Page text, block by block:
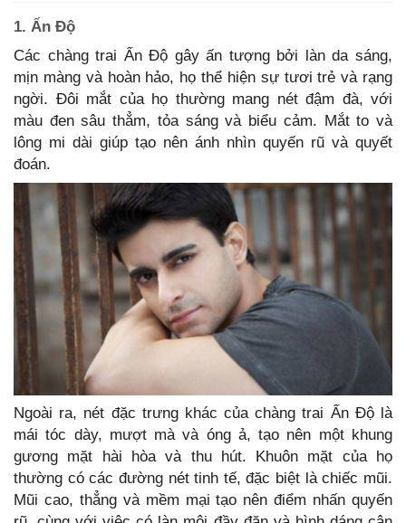
1. Ấn Độ
Các chàng trai Ấn Độ gây ấn tượng bởi làn da sáng,
mịn màng và hoàn hảo, họ thể hiện sự tươi trẻ và rạng
ngời. Đôi mắt của họ thường mang nét đậm đà, với
màu đen sâu thẳm, tỏa sáng và biểu cảm. Mắt to và
lông mi dài giúp tạo nên ánh nhìn quyến rũ và quyết
đoán.
Ngoài ra, nét đặc trưng khác của chàng trai Ấn Độ là
mái tóc dày, mượt mà và óng ả, tạo nên một khung
gương mặt hài hòa và thu hút. Khuôn mặt của họ
thường có các đường nét tinh tế, đặc biệt là chiếc mũi.
Mũi cao, thẳng và mềm mại tạo nên điểm nhấn quyến